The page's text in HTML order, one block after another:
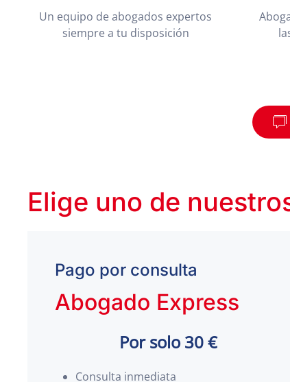
Un equipo de abogados expertos
siempre a tu disposición
Elige uno de
Pago por consulta
Abogado Express
Por solo 30 €
Consulta inmediata